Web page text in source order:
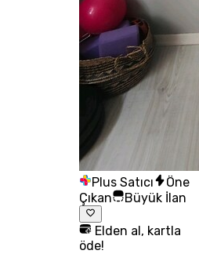
Plus Satıcı
Öne
Çıkan
Büyük İlan
Elden al, kartla
öde!